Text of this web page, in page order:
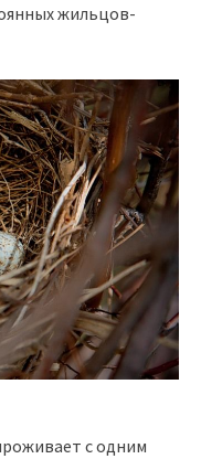
жильцов-
с одним